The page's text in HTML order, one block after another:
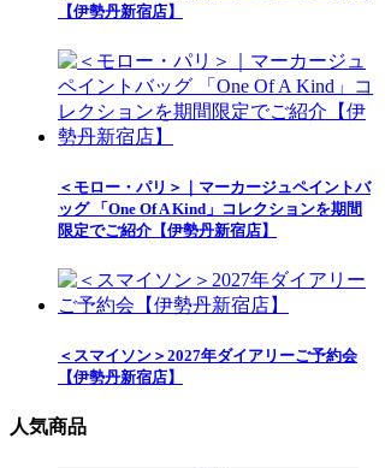
【伊勢丹新宿店】
＜モロー・パリ＞｜マーカージュペイントバ
ッグ 「One Of A Kind」コレクションを期間
限定でご紹介【伊勢丹新宿店】
＜スマイソン＞2027年ダイアリーご予約会
【伊勢丹新宿店】
人気商品